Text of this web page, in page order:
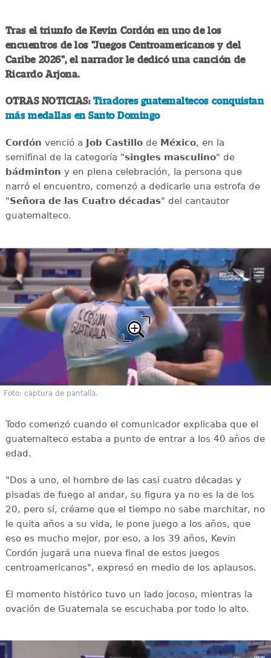
Tras el triunfo de Kevin Cordón en uno de los
encuentros de los "Juegos Centroamericanos y del
Caribe 2026", el narrador le dedicó una canción de
Ricardo Arjona.
OTRAS NOTICIAS: Tiradores guatemaltecos conquistan
más medallas en Santo Domingo
Cordón venció a Job CastillodeMéxico, en la
semifinal de la categoría "singles masculino" de
bádminton y en plena celebración, la persona que
narró el encuentro, comenzó a dedicarle una estrofa de
"Señora de las Cuatro décadas" del cantautor
guatemalteco.
Foto: captura de pantalla.
Todo comenzó cuando el comunicador explicaba que el
guatemalteco estaba a punto de entrar a los 40 años de
edad.
"Dos a uno, el hombre de las casi cuatro décadas y
pisadas de fuego al andar, su figura ya no es la de los
20, pero sí, créame que el tiempo no sabe marchitar, no
le quita años a su vida, le pone juego a los años, que
eso es mucho mejor, por eso, a los 39 años, Kevin
Cordón jugará una nueva final de estos juegos
centroamericanos", expresó en medio de los aplausos.
El momento histórico tuvo un lado jocoso, mientras la
ovación de Guatemala se escuchaba por todo lo alto.